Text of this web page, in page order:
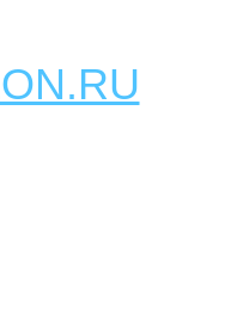
газовые котлы,